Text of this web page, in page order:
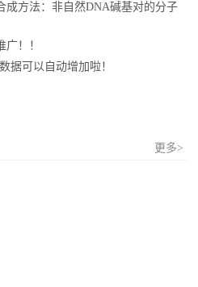
成方法：非自然DNA碱基对的分子
！！
据可以自动增加啦！
更多>